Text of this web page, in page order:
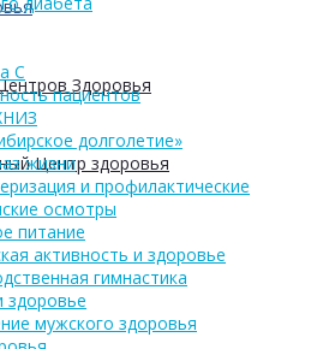
Здоровья
Центр здоровья
С
пациентов
долголетие»
жизни
и профилактические
осмотры
питание
активность и здоровье
гимнастика
здоровье
мужского здоровья